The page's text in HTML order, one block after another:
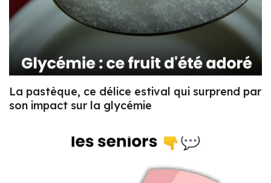
La pastèque, ce délice estival qui surprend par
son impact sur la glycémie